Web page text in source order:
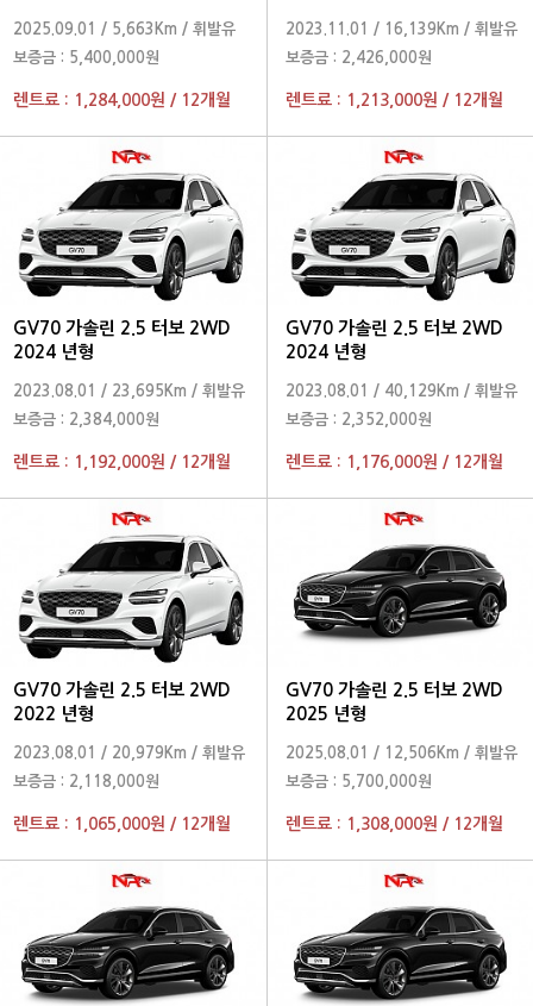
2025.09.01 / 5,663Km / 휘발유
보증금 : 5,400,000원
렌트료 : 1,284,000원 / 12개월
2023.11.01 / 16,139Km / 휘발유
보증금 : 2,426,000원
렌트료 : 1,213,000원 / 12개월
GV70 가솔린 2.5 터보 2WD
2024 년형
2023.08.01 / 23,695Km / 휘발유
보증금 : 2,384,000원
렌트료 : 1,192,000원 / 12개월
GV70 가솔린 2.5 터보 2WD
2024 년형
2023.08.01 / 40,129Km / 휘발유
보증금 : 2,352,000원
렌트료 : 1,176,000원 / 12개월
GV70 가솔린 2.5 터보 2WD
2022 년형
2023.08.01 / 20,979Km / 휘발유
보증금 : 2,118,000원
렌트료 : 1,065,000원 / 12개월
GV70 가솔린 2.5 터보 2WD
2025 년형
2025.08.01 / 12,506Km / 휘발유
보증금 : 5,700,000원
렌트료 : 1,308,000원 / 12개월